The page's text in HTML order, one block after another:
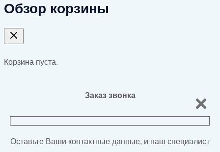
Обзор корзины
Корзина пуста.
Заказ звонка
Оставьте Ваши контактные данные, и наш специалист